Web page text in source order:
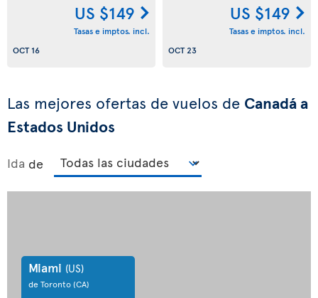
US $149
Tasas e imptos. incl.
OCT 16
US $149
Tasas e imptos. incl.
OCT 23
Las mejores ofertas de vuelos de Canadá a
Estados Unidos
Ida de
Miami (US)
de Toronto(CA)